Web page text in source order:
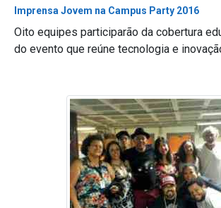
Imprensa Jovem na Campus Party 2016
Oito equipes participarão da cobertura
do evento que reúne tecnologia e